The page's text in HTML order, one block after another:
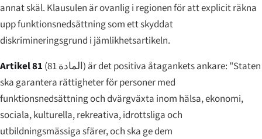
annat skäl. Klausulen är ovanlig i regionen för att explicit räkna
upp funktionsnedsättning som ett skyddat
diskrimineringsgrund i jämlikhetsartikeln.
Artikel 81 ( المادة 81) är det positiva åtagankets ankare: "Staten
ska garantera rättigheter för personer med
funktionsnedsättning och dvärgväxta inom hälsa, ekonomi,
sociala, kulturella, rekreativa, idrottsliga och
utbildningsmässiga sfärer, och ska ge dem